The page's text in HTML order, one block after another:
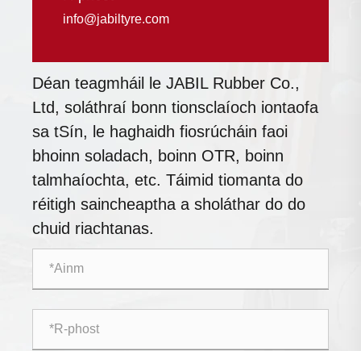
info@jabiltyre.com
Déan teagmháil le JABIL Rubber Co.,
Ltd, soláthraí bonn tionsclaíoch iontaofa
sa tSín, le haghaidh fiosrúcháin faoi
bhoinn soladach, boinn OTR, boinn
talmhaíochta, etc. Táimid tiomanta do
réitigh saincheaptha a sholáthar do do
chuid riachtanas.